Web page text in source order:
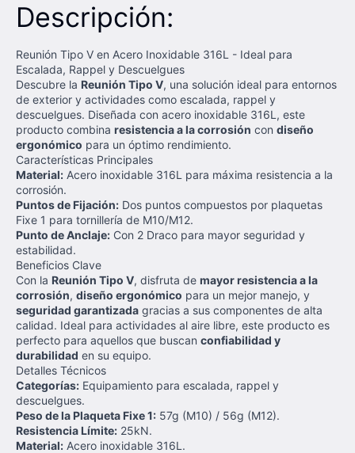
Descripción:
Reunión Tipo V en Acero Inoxidable 316L - Ideal para
Escalada, Rappel y Descuelgues
Descubre la Reunión Tipo V, una solución ideal para entornos
de exterior y actividades como escalada, rappel y
descuelgues. Diseñada con acero inoxidable 316L, este
producto combina resistencia a la corrosión con diseño
ergonómico para un óptimo rendimiento.
Características Principales
Material: Acero inoxidable 316L para máxima resistencia a la
corrosión.
Puntos de Fijación: Dos puntos compuestos por plaquetas
Fixe 1 para tornillería de M10/M12.
Punto de Anclaje: Con 2 Draco para mayor seguridad y
estabilidad.
Beneficios Clave
Con la Reunión Tipo V, disfruta de mayor resistencia a la
corrosión, diseño ergonómico para un mejor manejo, y
seguridad garantizada gracias a sus componentes de alta
calidad. Ideal para actividades al aire libre, este producto es
perfecto para aquellos que buscan confiabilidad y
durabilidad en su equipo.
Detalles Técnicos
Categorías: Equipamiento para escalada, rappel y
descuelgues.
Peso de la Plaqueta Fixe 1: 57g (M10) / 56g (M12).
Resistencia Límite: 25kN.
Material: Acero inoxidable 316L.